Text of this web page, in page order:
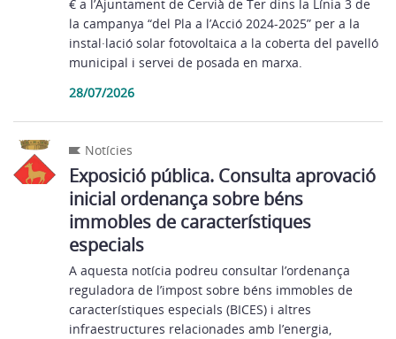
€ a l’Ajuntament de Cervià de Ter dins la Línia 3 de
la campanya “del Pla a l’Acció 2024-2025” per a la
instal·lació solar fotovoltaica a la coberta del pavelló
municipal i servei de posada en marxa.
28/07/2026
Notícies
Exposició pública. Consulta aprovació
inicial ordenança sobre béns
immobles de característiques
especials
A aquesta notícia podreu consultar l’ordenança
reguladora de l’impost sobre béns immobles de
característiques especials (BICES) i altres
infraestructures relacionades amb l’energia,